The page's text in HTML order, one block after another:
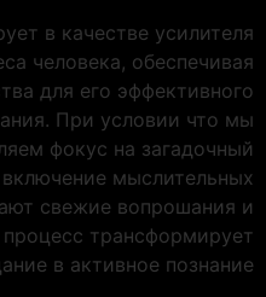
в качестве усилителя
человека, обеспечивая
для его эффективного
При условии что мы
фокус на загадочный
мыслительных
свежие вопрошания и
трансформирует
в активное познание.